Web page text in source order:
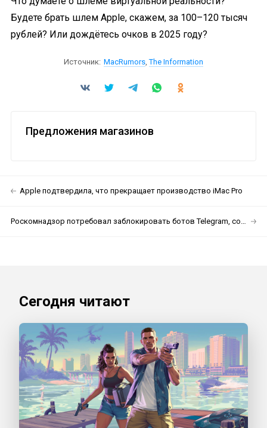
Будете брать шлем Apple, скажем, за 100–120 тысяч
рублей? Или дождётесь очков в 2025 году?
Источник: MacRumors,The Information
Предложения магазинов
Apple подтвердила, что прекращает производство iMac Pro
Роскомнадзор потребовал заблокировать ботов Telegram, собирающих данные россиян
Сегодня читают